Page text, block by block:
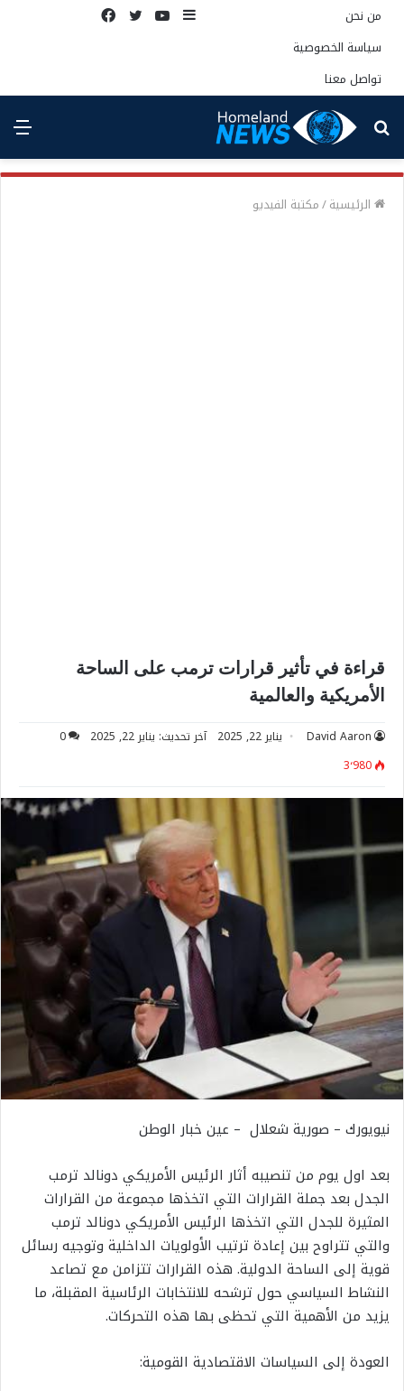
من نحن
سياسة الخصوصية
تواصل معنا
إضافة يوتيوبتويتر
بحث
عن
الرئيسية/مكتبة الفيديو
قراءة في تأثير قرارات ترمب على الساحة
الأمريكية والعالمية
David Aaron يناير 22, 2025 آخر تحديث: يناير 22, 2025
0
3٬980
نيويورك – صورية شعلال – عين خبار الوطن
بعد اول يوم من تنصيبه أثار الرئيس الأمريكي دونالد ترمب
الجدل بعد جملة القرارات التي اتخذها مجموعة من القرارات
المثيرة للجدل التي اتخذها الرئيس الأمريكي دونالد ترمب
والتي تتراوح بين إعادة ترتيب الأولويات الداخلية وتوجيه رسائل
قوية إلى الساحة الدولية. هذه القرارات تتزامن مع تصاعد
النشاط السياسي حول ترشحه للانتخابات الرئاسية المقبلة، ما
يزيد من الأهمية التي تحظى بها هذه التحركات.
العودة إلى السياسات الاقتصادية القومية: